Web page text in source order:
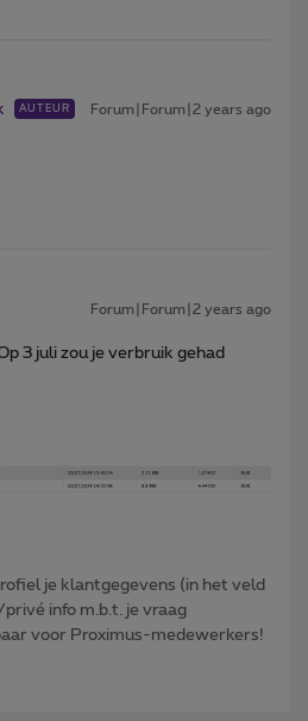
AUTEUR Forum|Forum|2 years ago
Forum|Forum|2 years ago
3 juli zou je verbruik gehad
je klantgegevens (in het veld
info m.b.t. je vraag
voor Proximus-medewerkers!